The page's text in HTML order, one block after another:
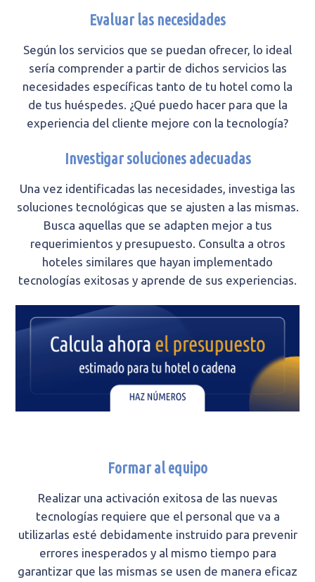
Evaluar las necesidades
Según los servicios que se puedan ofrecer, lo ideal
sería comprender a partir de dichos servicios las
necesidades específicas tanto de tu hotel como la
de tus huéspedes. ¿Qué puedo hacer para que la
experiencia del cliente mejore con la tecnología?
Investigar soluciones adecuadas
Una vez identificadas las necesidades, investiga las
soluciones tecnológicas que se ajusten a las mismas.
Busca aquellas que se adapten mejor a tus
requerimientos y presupuesto. Consulta a otros
hoteles similares que hayan implementado
tecnologías exitosas y aprende de sus experiencias.
Formar al equipo
Realizar una activación exitosa de las nuevas
tecnologías requiere que el personal que va a
utilizarlas esté debidamente instruido para prevenir
errores inesperados y al mismo tiempo para
garantizar que las mismas se usen de manera eficaz